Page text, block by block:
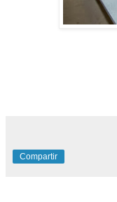
Compartir